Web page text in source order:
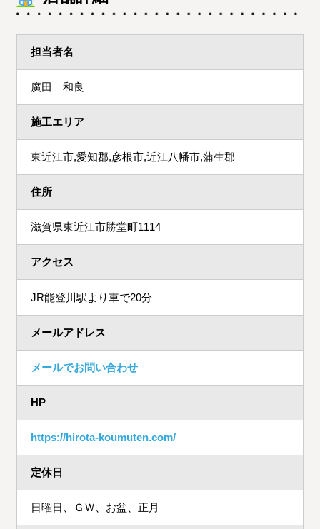
担当者名
廣田 和良
施工エリア
東近江市,愛知郡,彦根市,近江八幡市,蒲生郡
住所
滋賀県東近江市勝堂町1114
アクセス
JR能登川駅より車で20分
メールアドレス
メールでお問い合わせ
HP
https://hirota-koumuten.com/
定休日
日曜日、ＧＷ、お盆、正月